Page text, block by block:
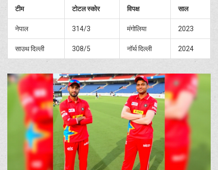
टीम टोटल स्कोर विपक्ष साल
नेपाल 314/3 मंगोलिया 2023
साउथ दिल्ली 308/5 नॉर्थ दिल्ली 2024